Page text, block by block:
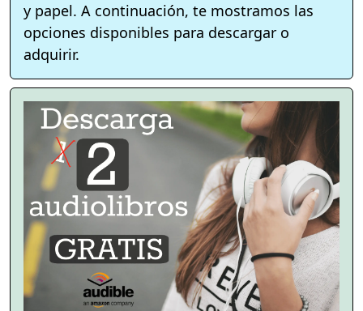
y papel. A continuación, te mostramos las
opciones disponibles para descargar o
adquirir.